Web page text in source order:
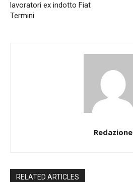
lavoratori ex indotto Fiat
Termini
Redazione
RELATED ARTICLES